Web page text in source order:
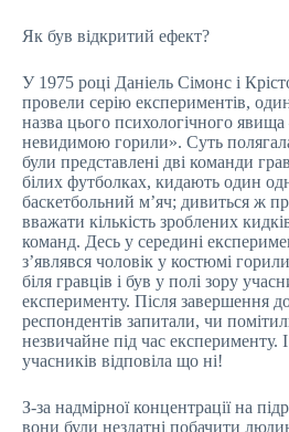
Як був відкритий ефект?
У 1975 році Даніель Сімонс і
провели серію експериментів,
назва цього психологічного
невидимою горили». Суть
були представлені дві команди
білих футболках, кидають один
баскетбольний м’яч; дивиться ж
вважати кількість зроблених
команд. Десь у середині
з’являвся чоловік у костюмі
біля гравців і був у полі зору
експерименту. Після завершення
респондентів запитали, чи
незвичайне під час експерименту.
учасників відповіла що ні!
З-за надмірної концентрації на
вони були нездатні побачити